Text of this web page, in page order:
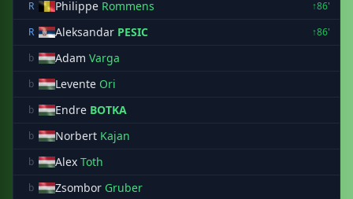
R
Philippe Rommens
↑86'
R
Aleksandar PESIC
↑86'
b
Adam Varga
b Levente Ori
b Endre BOTKA
b Norbert Kajan
b Alex Toth
b Zsombor Gruber